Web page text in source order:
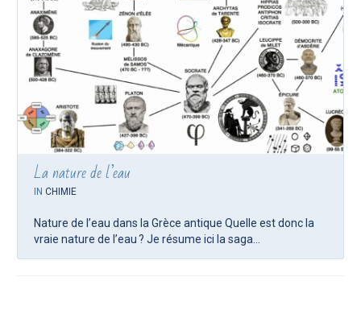
La nature de l’eau
INCHIMIE
Nature de l’eau dans la Grèce antique Quelle est donc la
vraie nature de l’eau ? Je résume ici la saga...